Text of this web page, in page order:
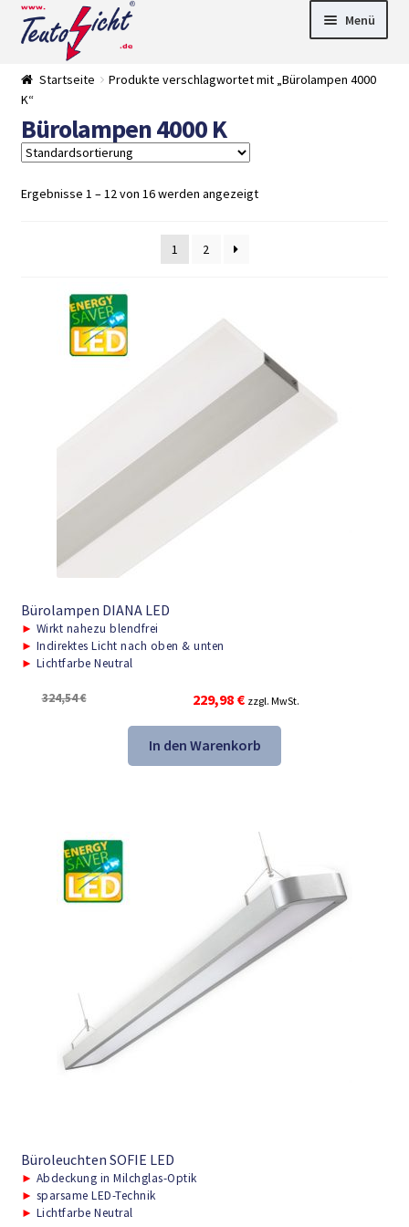
Zur
Navigation
springen
Springe
zum
Menü
► LED Panel
►
Startseite
Produkte verschlagwortet mit „Bürolampen 4000
K“
Bürolampen 4000 K
Ergebnisse 1 – 12 von 16 werden angezeigt
1 2
Bürolampen DIANA LED
► Wirkt nahezu blendfrei
► Indirektes Licht nach oben & unten
► Lichtfarbe Neutral
324,54€
Ursprünglicher
war:
324,54 €
229,98 €Aktueller
ist:
229,98 €.
zzgl. MwSt.
In den Warenkorb
Büroleuchten SOFIE LED
► Abdeckung in Milchglas-Optik
► sparsame LED-Technik
► Lichtfarbe Neutral